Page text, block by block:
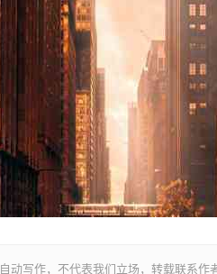
动写作，不代表我们立场，转载联